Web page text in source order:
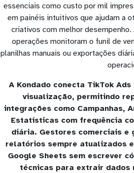
essenciais como custo por mil
em painéis intuitivos que ajudam a
criativos com melhor
operações monitoram o funil de
planilhas manuais ou exportações
A Kondado conecta TikTok
visualização, permitindo
integrações como Campanhas,
Estatísticas com frequência
diária. Gestores comerciais e
relatórios sempre atualizados
Google Sheets sem escrever
técnicas para extrair dados